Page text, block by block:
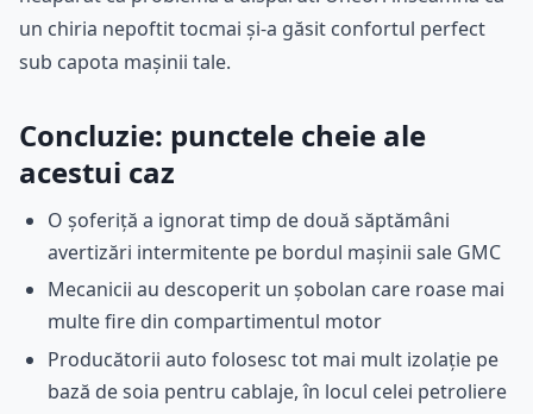
un chiria nepoftit tocmai și-a găsit confortul perfect
sub capota mașinii tale.
Concluzie: punctele cheie ale
acestui caz
O șoferiță a ignorat timp de două săptămâni
avertizări intermitente pe bordul mașinii sale GMC
Mecanicii au descoperit un șobolan care roase mai
multe fire din compartimentul motor
Producătorii auto folosesc tot mai mult izolație pe
bază de soia pentru cablaje, în locul celei petroliere